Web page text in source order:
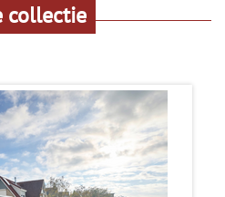
collectie